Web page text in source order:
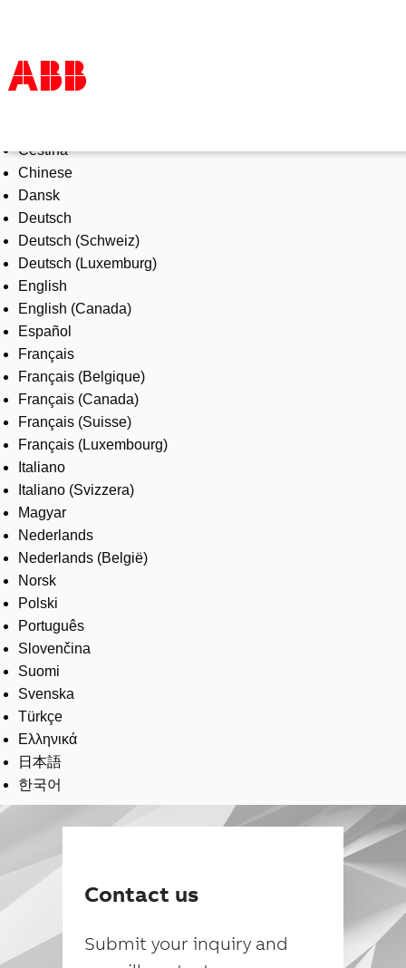
Products & Solutions
Industries
Services
About us
Where to buy
Contact us
Careers
Čeština
Chinese
Dansk
Deutsch
Deutsch (Schweiz)
Deutsch (Luxemburg)
English
English (Canada)
Español
Français
Français (Belgique)
Français (Canada)
Français (Suisse)
Français (Luxembourg)
Italiano
Italiano (Svizzera)
Magyar
Nederlands
Nederlands (België)
Norsk
Polski
Português
Slovenčina
Suomi
Svenska
Türkçe
Ελληνικά
日本語
한국어
Contact us
Submit your inquiry and